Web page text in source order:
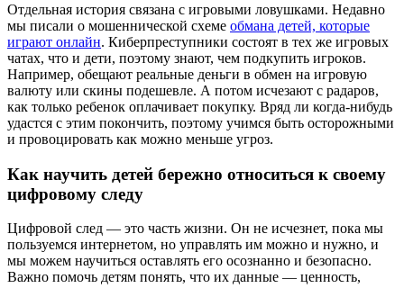
Отдельная история связана с игровыми ловушками. Недавно
мы писали о мошеннической схеме обмана детей, которые
играют онлайн. Киберпреступники состоят в тех же игровых
чатах, что и дети, поэтому знают, чем подкупить игроков.
Например, обещают реальные деньги в обмен на игровую
валюту или скины подешевле. А потом исчезают с радаров,
как только ребенок оплачивает покупку. Вряд ли когда-нибудь
удастся с этим покончить, поэтому учимся быть осторожными
и провоцировать как можно меньше угроз.
Как научить детей бережно относиться к своему
цифровому следу
Цифровой след — это часть жизни. Он не исчезнет, пока мы
пользуемся интернетом, но управлять им можно и нужно, и
мы можем научиться оставлять его осознанно и безопасно.
Важно помочь детям понять, что их данные — ценность,